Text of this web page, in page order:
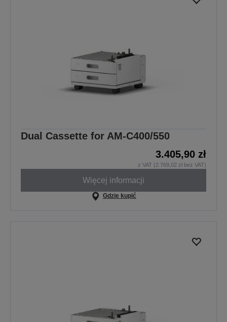
Dual Cassette for AM-C400/550
3.405,90 zł
z VAT (2.769,02 zł bez VAT)
Więcej informacji
Gdzie kupić